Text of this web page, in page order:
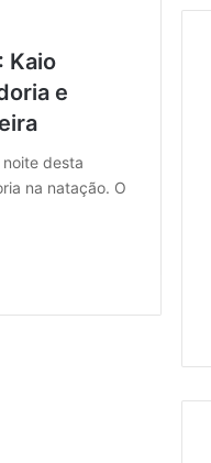
Kaio
e
desta
na natação. O